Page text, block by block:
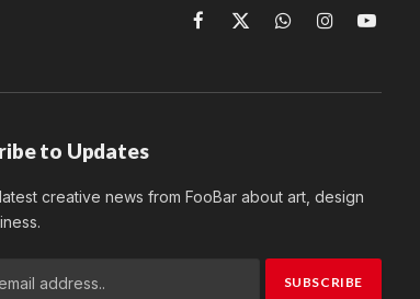
Facebook
X
WhatsAppInstagram
to Updates
creative news from FooBar about art, design